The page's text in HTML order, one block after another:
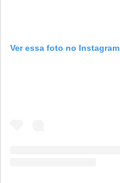
Ver essa foto no Instagram